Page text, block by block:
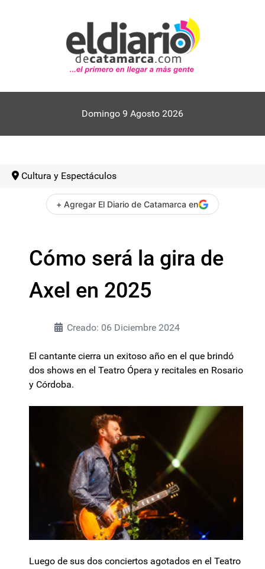
Domingo 9 Agosto 2026
Cultura y Espectáculos
+ Agregar El Diario de Catamarca en
Cómo será la gira de
Axel en 2025
Creado: 06 Diciembre 2024
El cantante cierra un exitoso año en el que brindó
dos shows en el Teatro Ópera y recitales en Rosario
y Córdoba.
Luego de sus dos conciertos agotados en el Teatro